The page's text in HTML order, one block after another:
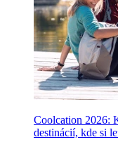
Coolcation 2026:
destinácií, kde si